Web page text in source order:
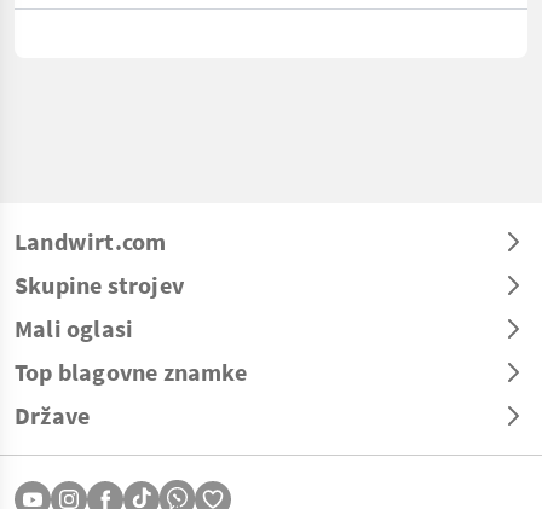
Landwirt.com
Skupine strojev
Mali oglasi
Top blagovne znamke
Države